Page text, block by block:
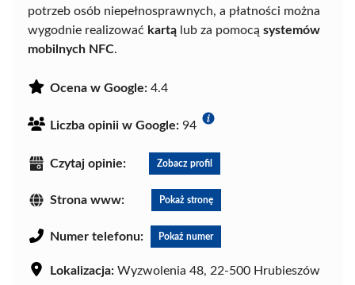
potrzeb osób niepełnosprawnych, a płatności można
wygodnie realizować kartą lub za pomocą systemów
mobilnych NFC.
Ocena w Google: 4.4
Liczba opinii w Google: 94
Czytaj opinie: Zobacz profil
Strona www: Pokaż stronę
Numer telefonu: Pokaż numer
Lokalizacja: Wyzwolenia 48, 22-500 Hrubieszów